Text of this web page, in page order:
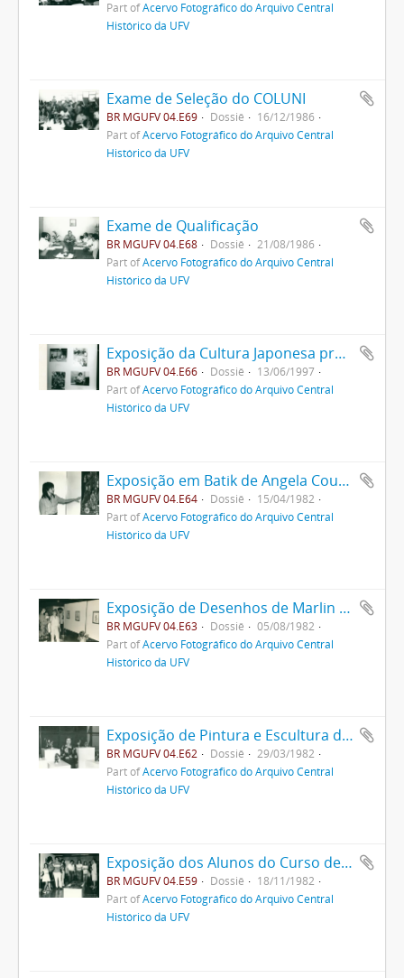
Part ofAcervo Fotográfico do Arquivo Central
Histórico da UFV
Exame de Seleção do COLUNI
BR MGUFV 04.E69 Dossiê
16/12/1986
Part ofAcervo Fotográfico do Arquivo Central
Histórico da UFV
Exame de Qualificação
BR MGUFV 04.E68 Dossiê
21/08/1986
Part ofAcervo Fotográfico do Arquivo Central
Histórico da UFV
Exposição da Cultura Japonesa promovido pela Associação Nipo-Brasileira de Viçosa
BR MGUFV 04.E66 Dossiê
13/06/1997
Part ofAcervo Fotográfico do Arquivo Central
Histórico da UFV
Exposição em Batik de Angela Coutinho Robert
BR MGUFV 04.E64 Dossiê
15/04/1982
Part ofAcervo Fotográfico do Arquivo Central
Histórico da UFV
Exposição de Desenhos de Marlin Ann Currie
BR MGUFV 04.E63 Dossiê
05/08/1982
Part ofAcervo Fotográfico do Arquivo Central
Histórico da UFV
Exposição de Pintura e Escultura de Maria Auxiliadora Neves
BR MGUFV 04.E62 Dossiê
29/03/1982
Part ofAcervo Fotográfico do Arquivo Central
Histórico da UFV
Exposição dos Alunos do Curso de Economia Doméstica
BR MGUFV 04.E59 Dossiê
18/11/1982
Part ofAcervo Fotográfico do Arquivo Central
Histórico da UFV